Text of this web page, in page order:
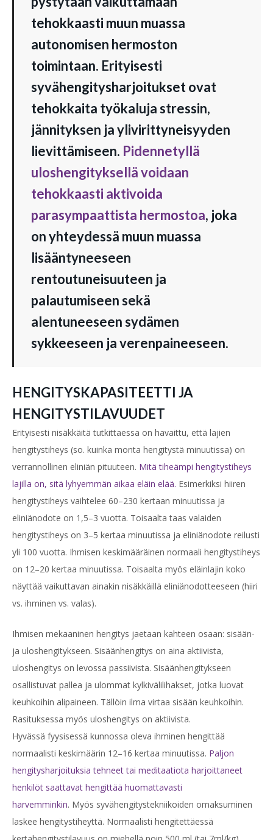
tehokkaasti muun muassa
autonomisen hermoston
toimintaan. Erityisesti
syvähengitysharjoitukset ovat
tehokkaita työkaluja stressin,
jännityksen ja ylivirittyneisyyden
lievittämiseen. Pidennetyllä
uloshengityksellä voidaan
tehokkaasti aktivoida
parasympaattista hermostoa, joka
on yhteydessä muun muassa
lisääntyneeseen
rentoutuneisuuteen ja
palautumiseen sekä
alentuneeseen sydämen
sykkeeseen ja verenpaineeseen.
HENGITYSKAPASITEETTI JA
HENGITYSTILAVUUDET
Erityisesti nisäkkäitä tutkittaessa on havaittu, että lajien
hengitystiheys (so. kuinka monta hengitystä minuutissa) on
verrannollinen eliniän pituuteen. Mitä tiheämpi hengitystiheys
lajilla on, sitä lyhyemmän aikaa eläin elää. Esimerkiksi hiiren
hengitystiheys vaihtelee 60–230 kertaan minuutissa ja
eliniänodote on 1,5–3 vuotta. Toisaalta taas valaiden
hengitystiheys on 3–5 kertaa minuutissa ja eliniänodote reilusti
yli 100 vuotta. Ihmisen keskimääräinen normaali hengitystiheys
on 12–20 kertaa minuutissa. Toisaalta myös eläinlajin koko
näyttää vaikuttavan ainakin nisäkkäillä eliniänodotteeseen (hiiri
vs. ihminen vs. valas).
Ihmisen mekaaninen hengitys jaetaan kahteen osaan: sisään-
ja uloshengitykseen. Sisäänhengitys on aina aktiivista,
uloshengitys on levossa passiivista. Sisäänhengitykseen
osallistuvat pallea ja ulommat kylkivälilihakset, jotka luovat
keuhkoihin alipaineen. Tällöin ilma virtaa sisään keuhkoihin.
Rasituksessa myös uloshengitys on aktiivista.
Hyvässä fyysisessä kunnossa oleva ihminen hengittää
normaalisti keskimäärin 12–16 kertaa minuutissa. Paljon
hengitysharjoituksia tehneet tai meditaatiota harjoittaneet
henkilöt saattavat hengittää huomattavasti
harvemminkin. Myös syvähengitystekniikoiden omaksuminen
laskee hengitystiheyttä. Normaalisti hengitettäessä